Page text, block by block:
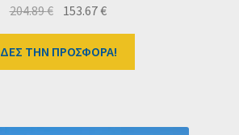
204.89€ Original
was:
204.89 €.
153.67€Η
τιμή
είναι:
ΔΕΣ ΤΗΝ ΠΡΟΣΦΟΡΑ!